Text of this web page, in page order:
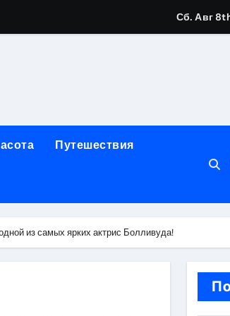
ориентиры
зависимости: персональный подход
импланта за один день
томографе
Сб. Авг
Путешествия
из самых ярких актрис Болливуда!